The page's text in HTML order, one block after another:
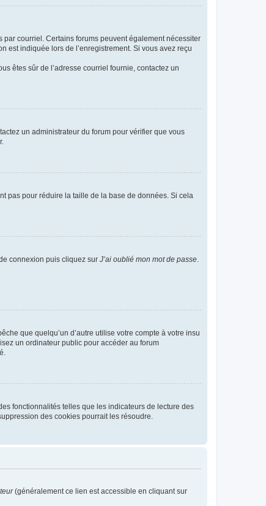
courriel. Certains forums peuvent également nécessiter
est indiquée lors de l’enregistrement. Si vous avez reçu
êtes sûr de l’adresse courriel fournie, contactez un
un administrateur du forum pour vérifier que vous
pas pour réduire la taille de la base de données. Si cela
connexion puis cliquez sur J’ai oublié mon mot de passe
que quelqu’un d’autre utilise votre compte à votre insu
un ordinateur public pour accéder au forum
fonctionnalités telles que les indicateurs de lecture des
des cookies pourrait les résoudre.
(généralement ce lien est accessible en cliquant sur